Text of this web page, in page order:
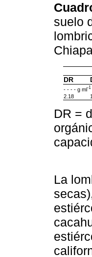
suelo
DR
- - - - g ml-1
2.18
DR =
La